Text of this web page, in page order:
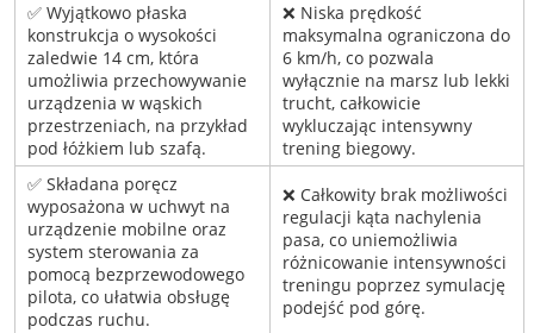
✅ Wyjątkowo płaska
konstrukcja o wysokości
zaledwie 14 cm, która
umożliwia przechowywanie
urządzenia w wąskich
przestrzeniach, na przykład
pod łóżkiem lub szafą.
❌ Niska prędkość
maksymalna ograniczona do
6 km/h, co pozwala
wyłącznie na marsz lub lekki
trucht, całkowicie
wykluczając intensywny
trening biegowy.
✅ Składana poręcz
wyposażona w uchwyt na
urządzenie mobilne oraz
system sterowania za
pomocą bezprzewodowego
pilota, co ułatwia obsługę
podczas ruchu.
❌ Całkowity brak możliwości
regulacji kąta nachylenia
pasa, co uniemożliwia
różnicowanie intensywności
treningu poprzez symulację
podejść pod górę.